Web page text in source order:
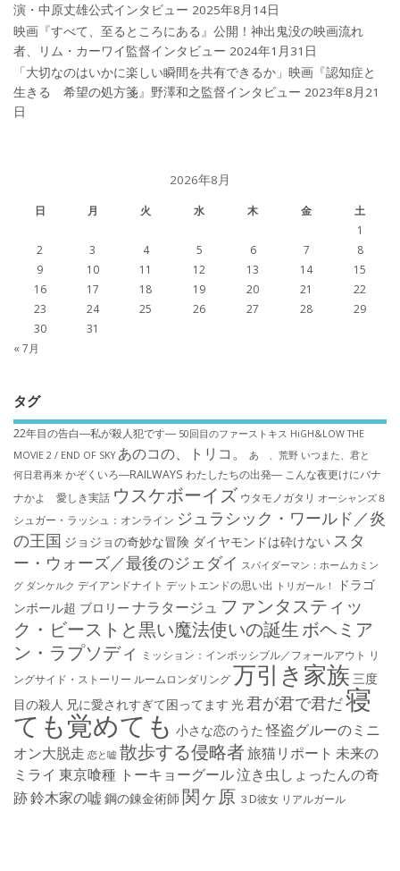
演・中原丈雄公式インタビュー 2025年8月14日
映画『すべて、至るところにある』公開！神出鬼没の映画流れ
者、リム・カーワイ監督インタビュー 2024年1月31日
「大切なのはいかに楽しい瞬間を共有できるか」映画『認知症と
生きる 希望の処方箋』野澤和之監督インタビュー 2023年8月21
日
2026年8月
日 月 火 水 木 金
土
1
2
3 4 5 6 7
8
9
10 11 12 13 14
15
16
17 18 19 20 21
22
23
24 25 26 27 28
29
30
31
« 7月
タグ
22年目の告白―私が殺人犯です― 50回目のファーストキス HiGH&LOW THE
MOVIE 2 / END OF SKY あのコの、トリコ。 あゝ、荒野 いつまた、君と
何日君再来 かぞくいろ―RAILWAYS わたしたちの出発― こんな夜更けにバナ
ナかよ 愛しき実話 ウスケボーイズ ウタモノガタリ オーシャンズ８
シュガー・ラッシュ：オ​ンライン ジュラシック・ワールド／炎
の王国 ジョジョの奇妙な冒険 ダイヤモンドは砕けない スタ
ー・ウォーズ／最後のジェダイ スパイダーマン：ホームカミン
グ ダンケルク デイアンドナイト デットエンドの思い出 トリガール！
ドラゴ
ンボール超 ブロリー ナラタージュ ファンタスティッ
ク・ビーストと黒い魔法使いの誕生 ボヘミア
ン・ラプソディ ミッション：インポッシブル／フォールアウト リ
ングサイド・ストーリー ルームロンダリング万引き家族 三度
目の殺人 兄に愛されすぎて困ってます 光君が君で君だ寝
ても覚めても 小さな恋のうた 怪盗グルーのミニ
オン大脱走 恋と嘘 散歩する侵略者旅猫リポート 未来の
ミライ 東京喰種 トーキョーグール泣き虫しょったんの奇
跡鈴木家の嘘 鋼の錬金術師 関ヶ原 ３D彼女 リアルガール